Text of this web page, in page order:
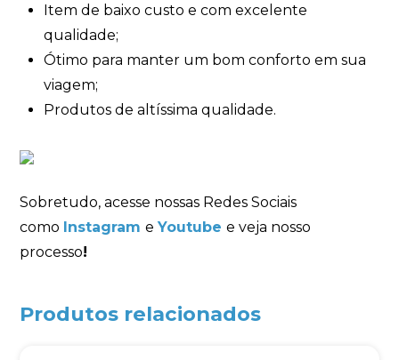
Item de baixo custo e com excelente
qualidade;
Ótimo para manter um bom conforto em sua
viagem;
Produtos de altíssima qualidade.
Sobretudo, acesse nossas Redes Sociais
como Instagram eYoutube e veja nosso
processo!
Produtos relacionados